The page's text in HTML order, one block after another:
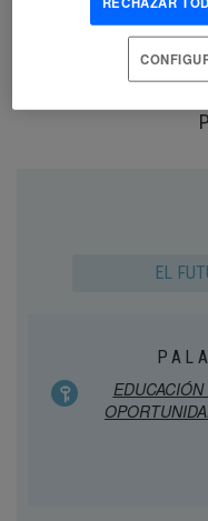
prueba de futurocon
Alayón, que han
científico de TELOS
más relevantes
EL